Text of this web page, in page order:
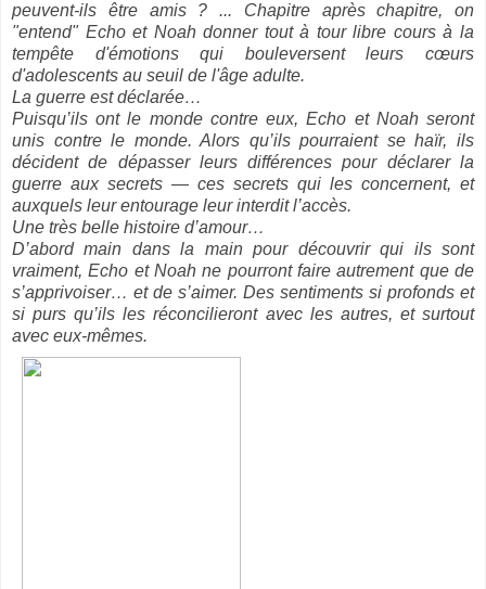
peuvent-ils être amis ? ... Chapitre après chapitre, on
"entend" Echo et Noah donner tout à tour libre cours à la
tempête d'émotions qui bouleversent leurs cœurs
d'adolescents au seuil de l'âge adulte.
La guerre est déclarée…
Puisqu’ils ont le monde contre eux, Echo et Noah seront
unis contre le monde. Alors qu’ils pourraient se haïr, ils
décident de dépasser leurs différences pour déclarer la
guerre aux secrets — ces secrets qui les concernent, et
auxquels leur entourage leur interdit l’accès.
Une très belle histoire d’amour…
D’abord main dans la main pour découvrir qui ils sont
vraiment, Echo et Noah ne pourront faire autrement que de
s’apprivoiser… et de s’aimer. Des sentiments si profonds et
si purs qu’ils les réconcilieront avec les autres, et surtout
avec eux-mêmes.